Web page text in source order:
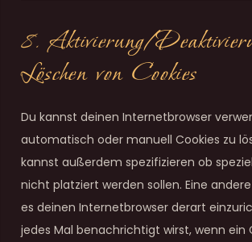
8. Aktivierung/
Löschen von Cookies
Du kannst deinen Internetbrowser
automatisch oder manuell Cookies zu
kannst außerdem spezifizieren ob
nicht platziert werden sollen. Eine
es deinen Internetbrowser derart
jedes Mal benachrichtigt wirst, wenn ein